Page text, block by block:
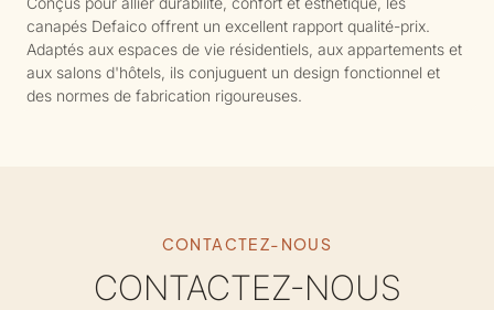
canapés Defaico offrent un excellent rapport qualité-prix.
Adaptés aux espaces de vie résidentiels, aux appartements et
aux salons d'hôtels, ils conjuguent un design fonctionnel et
des normes de fabrication rigoureuses.
CONTACTEZ-NOUS
CONTACTEZ-NOUS